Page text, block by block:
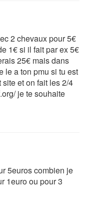
2 chevaux pour 5€
1€ si il fait par ex 5€
25€ mais dans
le a ton pmu si tu est
et on fait les 2/4
je te souhaite
5euros combien je
1euro ou pour 3